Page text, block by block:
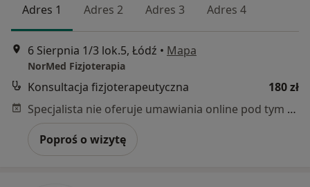
Adres 1 Adres 2 Adres 3 Adres 4
6 Sierpnia 1/3 lok.5, Łódź • Mapa
NorMed Fizjoterapia
Konsultacja fizjoterapeutyczna
180 zł
Specjalista nie oferuje umawiania online pod tym adresem.
Poproś o wizytę